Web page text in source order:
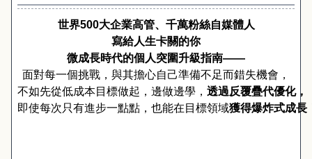
世界500大企業高管、千萬粉絲自媒體人
寫給人生卡關的你
微成長時代的個人突圍升級指南――
面對每一個挑戰，與其擔心自己準備不足而錯失機會，
不如先從低成本目標做起，邊做邊學， 透過反覆疊代優化，
即使每次只有進步一點點，也能在目標領域獲得爆炸式成長